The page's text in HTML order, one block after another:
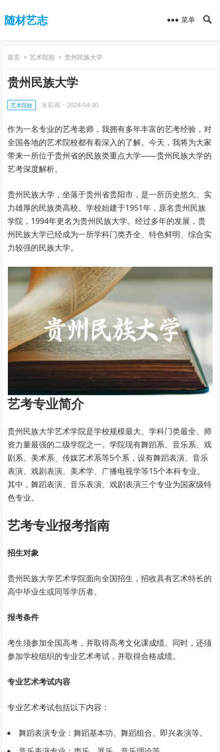
随材艺志 菜单
首页 艺术院校 贵州民族大学
贵州民族大学
艺术院校 水彩画 · 2024-04-30
作为一名专业的艺考老师，我拥有多年丰富的艺考经验，对
全国各地的艺术院校都有着深入的了解。今天，我将为大家
带来一所位于贵州省的民族类重点大学——贵州民族大学的
艺考深度解析。
贵州民族大学，坐落于贵州省贵阳市，是一所历史悠久、实
力雄厚的民族类高校。学校始建于1951年，原名贵州民族
学院，1994年更名为贵州民族大学。经过多年的发展，贵
州民族大学已经成为一所学科门类齐全、特色鲜明、综合实
力较强的民族大学。
艺考专业简介
贵州民族大学艺术学院是学校规模最大、学科门类最全、师
资力量最强的二级学院之一。学院现有舞蹈系、音乐系、戏
剧系、美术系、传媒艺术系等5个系，设有舞蹈表演、音乐
表演、戏剧表演、美术学、广播电视学等15个本科专业。
其中，舞蹈表演、音乐表演、戏剧表演三个专业为国家级特
色专业。
艺考专业报考指南
招生对象
贵州民族大学艺术学院面向全国招生，招收具有艺术特长的
高中毕业生或同等学历者。
报考条件
考生须参加全国高考，并取得高考文化课成绩。同时，还须
参加学校组织的专业艺术考试，并取得合格成绩。
专业艺术考试内容
专业艺术考试包括以下内容：
舞蹈表演专业：舞蹈基本功、舞蹈组合、即兴表演等。